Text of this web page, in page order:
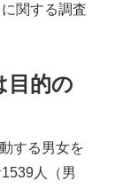
関する調査
目的の
する男女を
人（男